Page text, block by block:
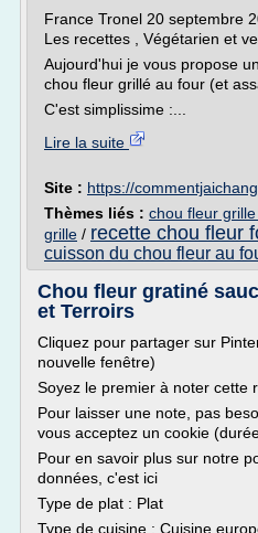
France Tronel 20 septembre
Les recettes , Végétarien et
Aujourd'hui je vous propose
chou fleur grillé au four (et
C'est simplissime :...
Lire la suite
Site : https://
Thèmes liés : chou fleur
grille / recette chou fleur
cuisson du chou fleur au
Chou fleur gratiné
et Terroirs
Cliquez pour partager sur
nouvelle fenêtre)
Soyez le premier à noter cette
Pour laisser une note, pas
vous acceptez un cookie
Pour en savoir plus sur notre
données, c'est ici
Type de plat : Plat
Type de cuisine : Cuisine